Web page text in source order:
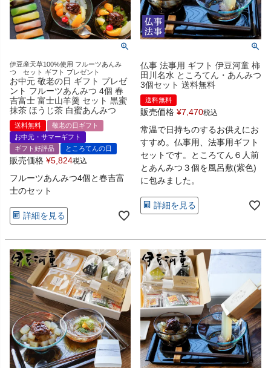
伊豆産天草100%使用 フルーツあんみ
つ セット ギフト プレゼント
お中元 敬老の日 ギフト プレゼ
ント フルーツあんみつ 4個 春
吉富士 富士山羊羹 セット 黒蜜
抹茶 ほうじ茶 白蜜あんみつ
送料無料
敬老の日ギフト
お中元・サマーギフト
ギフト好評品
ところてんの日
販売価格 ¥5,824税込
フルーツあんみつ4個と春吉富
士のセット
詳細を見る
仏事 法事用 ギフト 伊豆河童 柿
田川名水 ところてん・あんみつ
3個セット 送料無料
送料無料
販売価格 ¥7,470税込
常温で日持ちのするお供えにお
すすめ。仏事用、法事用ギフト
セットです。ところてん６人前
とあんみつ３個を風呂敷(紫色)
に包みました。
詳細を見る